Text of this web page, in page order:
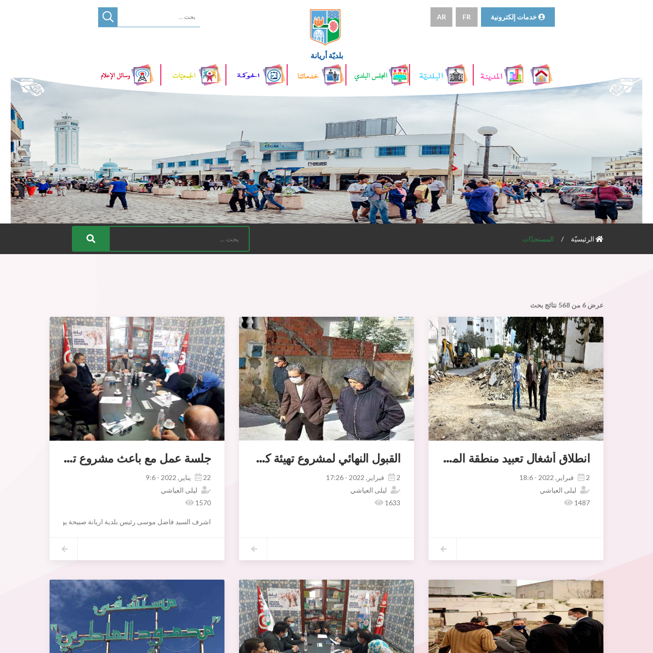
بلديّة أريانة
خدمات إلكترونية FR
AR
الرئيسيّة المستجدّات
عرض 6 من 568 نتائج بحث
انطلاق أشغال تعبيد منطقة المتزه 5
2 فبراير, 2022 - 18:6
ليلى العياشي
1487
القبول النهائي لمشروع تهيئة كوشة الجير
2 فبراير, 2022 - 17:26
ليلى العياشي
1633
جلسة عمل مع باعث مشروع تحويل النفايات الصلبة
22 يناير, 2022 - 9:6
ليلى العياشي
1570
اشرف السيد فاضل موسى رئيس بلدية اريانة صبيحة يوم الجمعة 21 جانفي 2022 بحضور السيدة فاطمة ابراهم رئيسة لجنة الشؤون الاقتصادية والمالية ومتابعة التصرف والسيدة نعيمة الزريبي عضوة اللجنة ، و السيدة سنيا شعيب مديرة الشؤون الاقتصادية، والسيدة ليليا المديني مديرة الشؤون القانونية، و السيد خالد اليحياوي رئيس مصلحة النظافة والسيد محمد الخماسي رئيس مصلحة الشرطة البيئية، على اجتماع مع باعثي مشاريع تحويل النفايات الصلبة المنجزة اوالمبرمجة في بعض البلديات.